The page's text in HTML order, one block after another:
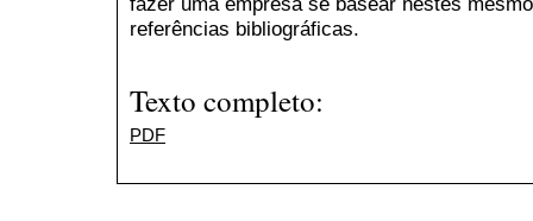
referências bibliográficas.
Texto completo:
PDF